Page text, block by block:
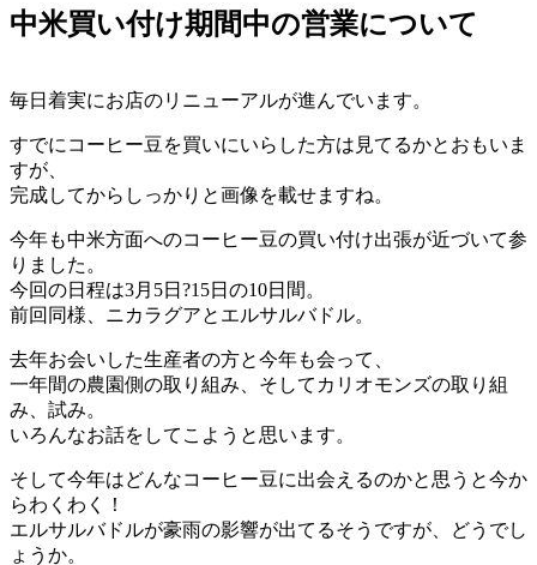
中米買い付け期間中の営業について
毎日着実にお店のリニューアルが進んでいます。
すでにコーヒー豆を買いにいらした方は見てるかとおもいま
すが、
完成してからしっかりと画像を載せますね。
今年も中米方面へのコーヒー豆の買い付け出張が近づいて参
りました。
今回の日程は3月5日?15日の10日間。
前回同様、ニカラグアとエルサルバドル。
去年お会いした生産者の方と今年も会って、
一年間の農園側の取り組み、そしてカリオモンズの取り組
み、試み。
いろんなお話をしてこようと思います。
そして今年はどんなコーヒー豆に出会えるのかと思うと今か
らわくわく！
エルサルバドルが豪雨の影響が出てるそうですが、どうでし
ょうか。